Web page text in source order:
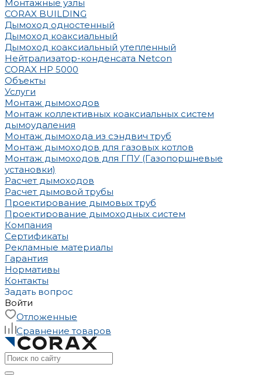
Монтажные узлы
CORAX BUILDING
Дымоход одностенный
Дымоход коаксиальный
Дымоход коаксиальный утепленный
Нейтрализатор-конденсата Netcon
CORAX HP 5000
Объекты
Услуги
Монтаж дымоходов
Монтаж коллективных коаксиальных систем
дымоудаления
Монтаж дымохода из сэндвич труб
Монтаж дымоходов для газовых котлов
Монтаж дымоходов для ГПУ (Газопоршневые
установки)
Расчет дымоходов
Расчет дымовой трубы
Проектирование дымовых труб
Проектирование дымоходных систем
Компания
Сертификаты
Рекламные материалы
Гарантия
Нормативы
Контакты
Задать вопрос
Войти
Отложенные
Сравнение товаров